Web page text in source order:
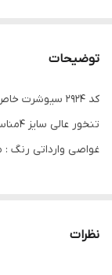
توضیحات
کد 2924
غواصی وارداتی رنگ
نظرات